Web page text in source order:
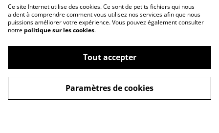
A propos
Buy me a coffee
Politique de cookies
Ce site Internet utilise des cookies. Ce sont de petits fichiers qui nous
aident à comprendre comment vous utilisez nos services afin que nous
puissions améliorer votre expérience. Vous pouvez également consulter
notre politique sur les cookies.
Tout accepter
Paramètres de cookies